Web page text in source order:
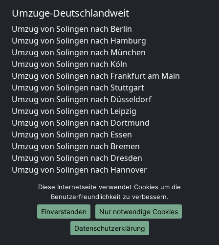
Umzüge-Deutschlandweit
Umzug von Solingen nach Berlin
Umzug von Solingen nach Hamburg
Umzug von Solingen nach München
Umzug von Solingen nach Köln
Umzug von Solingen nach Frankfurt am Main
Umzug von Solingen nach Stuttgart
Umzug von Solingen nach Düsseldorf
Umzug von Solingen nach Leipzig
Umzug von Solingen nach Dortmund
Umzug von Solingen nach Essen
Umzug von Solingen nach Bremen
Umzug von Solingen nach Dresden
Umzug von Solingen nach Hannover
Umzug von Solingen nach Duisburg
Umzug von Solingen nach Bochum
Umzug von Solingen nach Wuppertal
Umzug von Solingen nach Bielefeld
Diese Internetseite verwendet Cookies um die
Benutzerfreundlichkeit zu verbessern.
Einverstanden
Nur notwendige Cookies
Datenschutzerklärung